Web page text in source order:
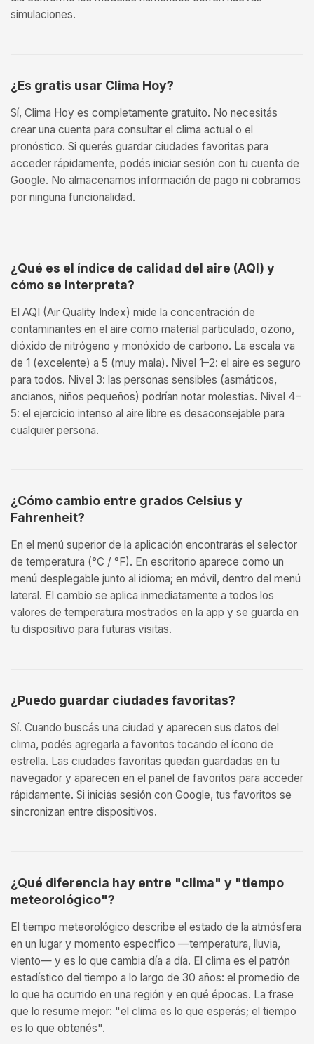
simulaciones.
¿Es gratis usar Clima Hoy?
Sí, Clima Hoy es completamente gratuito. No necesitás
crear una cuenta para consultar el clima actual o el
pronóstico. Si querés guardar ciudades favoritas para
acceder rápidamente, podés iniciar sesión con tu cuenta de
Google. No almacenamos información de pago ni cobramos
por ninguna funcionalidad.
¿Qué es el índice de calidad del aire (AQI) y
cómo se interpreta?
El AQI (Air Quality Index) mide la concentración de
contaminantes en el aire como material particulado, ozono,
dióxido de nitrógeno y monóxido de carbono. La escala va
de 1 (excelente) a 5 (muy mala). Nivel 1–2: el aire es seguro
para todos. Nivel 3: las personas sensibles (asmáticos,
ancianos, niños pequeños) podrían notar molestias. Nivel 4–
5: el ejercicio intenso al aire libre es desaconsejable para
cualquier persona.
¿Cómo cambio entre grados Celsius y
Fahrenheit?
En el menú superior de la aplicación encontrarás el selector
de temperatura (°C / °F). En escritorio aparece como un
menú desplegable junto al idioma; en móvil, dentro del menú
lateral. El cambio se aplica inmediatamente a todos los
valores de temperatura mostrados en la app y se guarda en
tu dispositivo para futuras visitas.
¿Puedo guardar ciudades favoritas?
Sí. Cuando buscás una ciudad y aparecen sus datos del
clima, podés agregarla a favoritos tocando el ícono de
estrella. Las ciudades favoritas quedan guardadas en tu
navegador y aparecen en el panel de favoritos para acceder
rápidamente. Si iniciás sesión con Google, tus favoritos se
sincronizan entre dispositivos.
¿Qué diferencia hay entre "clima" y "tiempo
meteorológico"?
El tiempo meteorológico describe el estado de la atmósfera
en un lugar y momento específico —temperatura, lluvia,
viento— y es lo que cambia día a día. El clima es el patrón
estadístico del tiempo a lo largo de 30 años: el promedio de
lo que ha ocurrido en una región y en qué épocas. La frase
que lo resume mejor: "el clima es lo que esperás; el tiempo
es lo que obtenés".